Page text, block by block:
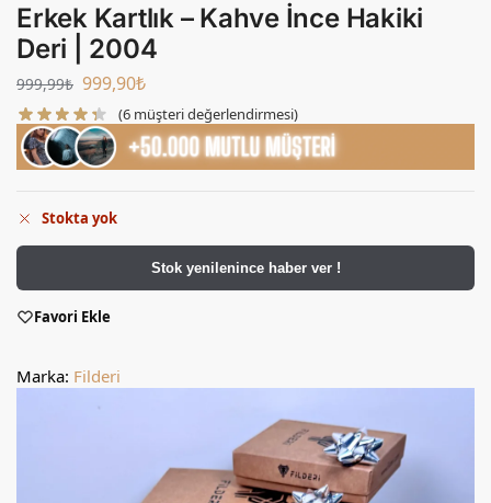
Erkek Kartlık – Kahve İnce Hakiki
Deri | 2004
999,99₺ 999,90₺
(6 müşteri değerlendirmesi)
Stokta yok
Stok yenilenince haber ver !
Favori Ekle
Marka: Filderi